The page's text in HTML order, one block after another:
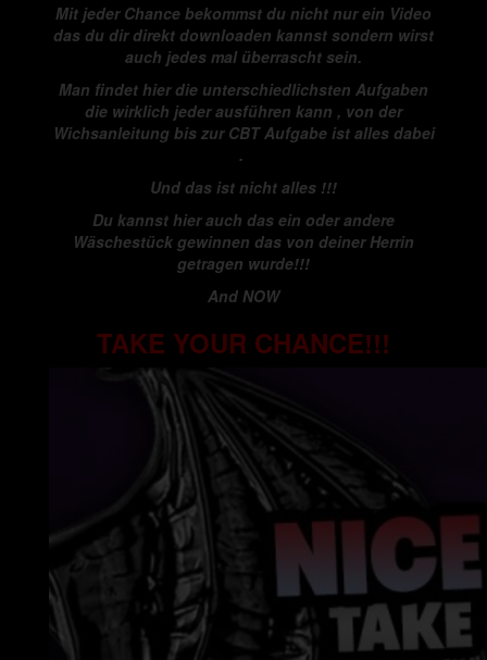
Mit jeder Chance bekommst du nicht nur ein Video
das du dir direkt downloaden kannst sondern wirst
auch jedes mal überrascht sein.
Man findet hier die unterschiedlichsten Aufgaben
die wirklich jeder ausführen kann , von der
Wichsanleitung bis zur CBT Aufgabe ist alles dabei
.
Und das ist nicht alles !!!
Du kannst hier auch das ein oder andere
Wäschestück gewinnen das von deiner Herrin
getragen wurde!!!
And NOW
TAKE YOUR CHANCE!!!